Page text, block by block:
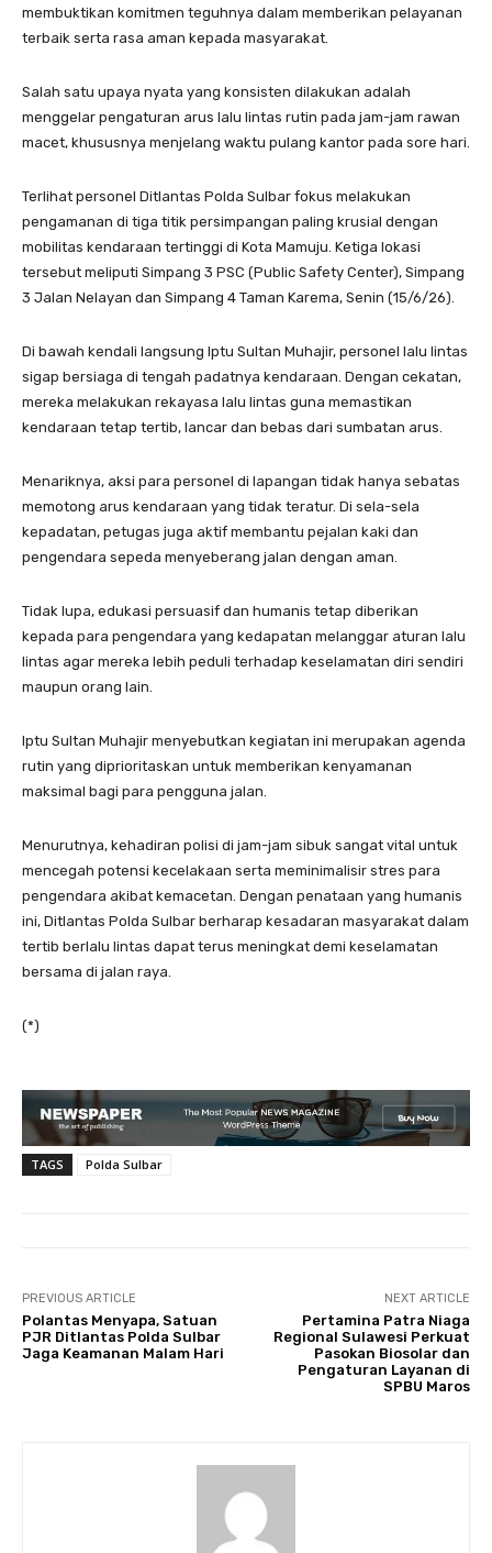
membuktikan komitmen teguhnya dalam memberikan pelayanan
terbaik serta rasa aman kepada masyarakat.
Salah satu upaya nyata yang konsisten dilakukan adalah
menggelar pengaturan arus lalu lintas rutin pada jam-jam rawan
macet, khususnya menjelang waktu pulang kantor pada sore hari.
Terlihat personel Ditlantas Polda Sulbar fokus melakukan
pengamanan di tiga titik persimpangan paling krusial dengan
mobilitas kendaraan tertinggi di Kota Mamuju. Ketiga lokasi
tersebut meliputi Simpang 3 PSC (Public Safety Center), Simpang
3 Jalan Nelayan dan Simpang 4 Taman Karema, Senin (15/6/26).
Di bawah kendali langsung Iptu Sultan Muhajir, personel lalu lintas
sigap bersiaga di tengah padatnya kendaraan. Dengan cekatan,
mereka melakukan rekayasa lalu lintas guna memastikan
kendaraan tetap tertib, lancar dan bebas dari sumbatan arus.
Menariknya, aksi para personel di lapangan tidak hanya sebatas
memotong arus kendaraan yang tidak teratur. Di sela-sela
kepadatan, petugas juga aktif membantu pejalan kaki dan
pengendara sepeda menyeberang jalan dengan aman.
Tidak lupa, edukasi persuasif dan humanis tetap diberikan
kepada para pengendara yang kedapatan melanggar aturan lalu
lintas agar mereka lebih peduli terhadap keselamatan diri sendiri
maupun orang lain.
Iptu Sultan Muhajir menyebutkan kegiatan ini merupakan agenda
rutin yang diprioritaskan untuk memberikan kenyamanan
maksimal bagi para pengguna jalan.
Menurutnya, kehadiran polisi di jam-jam sibuk sangat vital untuk
mencegah potensi kecelakaan serta meminimalisir stres para
pengendara akibat kemacetan. Dengan penataan yang humanis
ini, Ditlantas Polda Sulbar berharap kesadaran masyarakat dalam
tertib berlalu lintas dapat terus meningkat demi keselamatan
bersama di jalan raya.
(*)
TAGS Polda Sulbar
PREVIOUS ARTICLE
Polantas Menyapa, Satuan
PJR Ditlantas Polda Sulbar
Jaga Keamanan Malam Hari
NEXT ARTICLE
Pertamina Patra Niaga
Regional Sulawesi Perkuat
Pasokan Biosolar dan
Pengaturan Layanan di
SPBU Maros